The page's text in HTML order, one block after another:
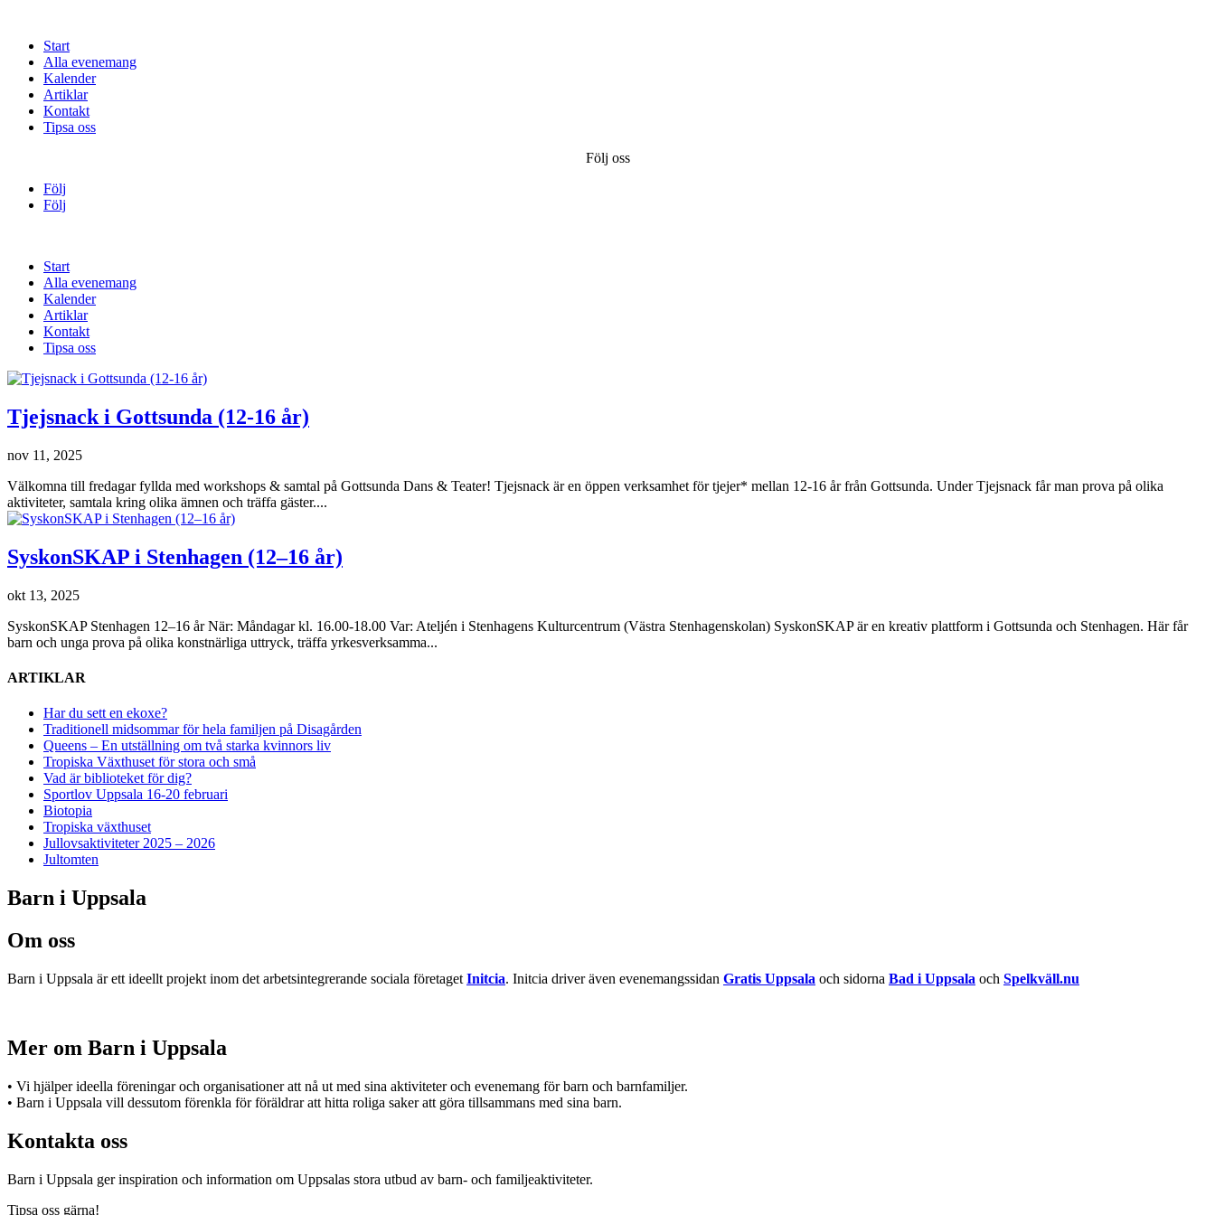
Start
Alla evenemang
Kalender
Artiklar
Kontakt
Tipsa oss
Följ oss
Följ
Följ
Start
Alla evenemang
Kalender
Artiklar
Kontakt
Tipsa oss
Tjejsnack i Gottsunda (12-16 år)
nov 11, 2025
Välkomna till fredagar fyllda med workshops & samtal på Gottsunda Dans & Teater! Tjejsnack är en öppen verksamhet för tjejer* mellan 12-16 år från Gottsunda. Under Tjejsnack får man prova på olika
aktiviteter, samtala kring olika ämnen och träffa gäster....
SyskonSKAP i Stenhagen (12–16 år)
okt 13, 2025
SyskonSKAP Stenhagen 12–16 år När: Måndagar kl. 16.00-18.00 Var: Ateljén i Stenhagens Kulturcentrum (Västra Stenhagenskolan) SyskonSKAP är en kreativ plattform i Gottsunda och Stenhagen. Här får
barn och unga prova på olika konstnärliga uttryck, träffa yrkesverksamma...
ARTIKLAR
Har du sett en ekoxe?
Traditionell midsommar för hela familjen på Disagården
Queens – En utställning om två starka kvinnors liv
Tropiska Växthuset för stora och små
Vad är biblioteket för dig?
Sportlov Uppsala 16-20 februari
Biotopia
Tropiska växthuset
Jullovsaktiviteter 2025 – 2026
Jultomten
Barn i Uppsala
Om oss
Barn i Uppsala är ett ideellt projekt inom det arbetsintegrerande sociala företaget Initcia. Initcia driver även evenemangssidan Gratis Uppsala och sidorna Bad i Uppsala och Spelkväll.nu
Mer om Barn i Uppsala
• Vi hjälper ideella föreningar och organisationer att nå ut med sina aktiviteter och evenemang för barn och barnfamiljer.
• Barn i Uppsala vill dessutom förenkla för föräldrar att hitta roliga saker att göra tillsammans med sina barn.
Kontakta oss
Barn i Uppsala ger inspiration och information om Uppsalas stora utbud av barn- och familjeaktiviteter.
Tipsa oss gärna!